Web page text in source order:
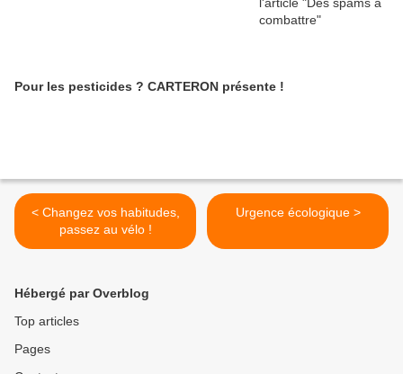
Pour les pesticides ? CARTERON présente !
< Changez vos habitudes,
passez au vélo !
Urgence écologique >
Hébergé par Overblog
Top articles
Pages